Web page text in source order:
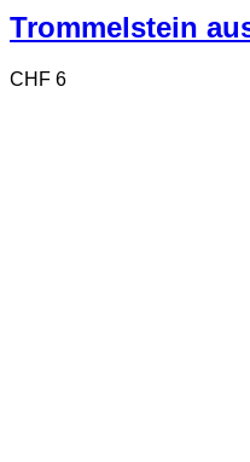
Trommelstein
CHF 6